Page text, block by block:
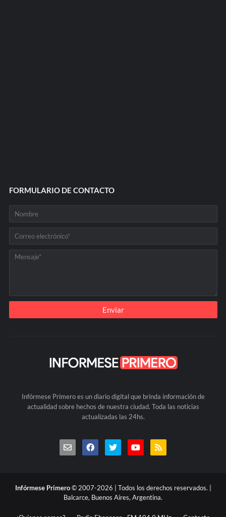
FORMULARIO DE CONTACTO
Infórmese Primero es un diario digital que brinda información de
actualidad sobre hechos de nuestra ciudad. Toda las noticias
actualizadas las 24hs.
Infórmese Primero© 2007-2026 | Todos los derechos reservados. |
Balcarce, Buenos Aires, Argentina.